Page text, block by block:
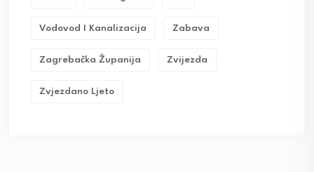
Vodovod I Kanalizacija Zabava
Zagrebačka Županija Zvijezda
Zvjezdano Ljeto